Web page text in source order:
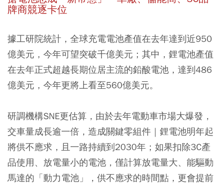
牌商競逐卡位
據工研院統計，全球充電電池產值在去年達到近950
億美元，今年可望突破千億美元；其中，鋰電池產值
在去年正式超越長期位居主流的鉛酸電池，達到486
億美元，今年更將上看至560億美元。
研調機構SNE更估算，由於去年電動車市場大爆發，
交車量成長逾一倍，造成關鍵零組件｜鋰電池明年起
將供不應求，且一路持續到2030年；如果扣除3C產
品使用、放電量小的電池，僅計算放電量大、能驅動
馬達的「動力電池」，供不應求的時間點，更會提前